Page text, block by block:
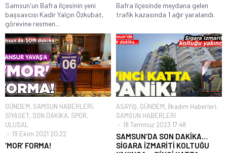
Samsun'un Bafra ilçesinin yeni
başsavcısı Kadir Yalçın Özkubat,
görevine resmen...
Bafra ilçesinde meydana gelen
trafik kazasında 1 ağır yaralandı.
GÜNDEM, SAMSUN HABERLERİ,
SİYASET, SON DAKİKA, SPOR,
ULUSAL
19 Ekim 2021 20:22
‘MOR’ FORMA!
ASAYİŞ, GÜNDEM, İlkadım Haberleri,
SAMSUN HABERLERİ
18 Temmuz 2023 17:48
SAMSUN’DA SON DAKİKA…
SİGARA İZMARİTİ KOLTUĞU